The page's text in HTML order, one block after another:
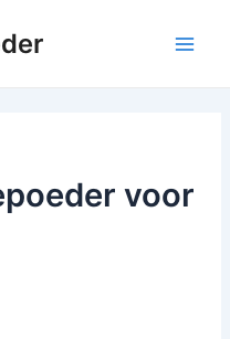
voor